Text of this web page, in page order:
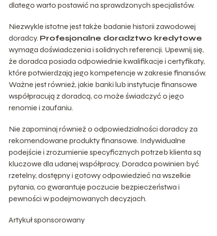
dlatego warto postawić na sprawdzonych specjalistów.
Niezwykle istotne jest także badanie historii zawodowej
doradcy. Profesjonalne doradztwo kredytowe
wymaga doświadczenia i solidnych referencji. Upewnij się,
że doradca posiada odpowiednie kwalifikacje i certyfikaty,
które potwierdzają jego kompetencje w zakresie finansów.
Ważne jest również, jakie banki lub instytucje finansowe
współpracują z doradcą, co może świadczyć o jego
renomie i zaufaniu.
Nie zapominaj również o odpowiedzialności doradcy za
rekomendowane produkty finansowe. Indywidualne
podejście i zrozumienie specyficznych potrzeb klienta są
kluczowe dla udanej współpracy. Doradca powinien być
rzetelny, dostępny i gotowy odpowiedzieć na wszelkie
pytania, co gwarantuje poczucie bezpieczeństwa i
pewności w podejmowanych decyzjach.
Artykuł sponsorowany